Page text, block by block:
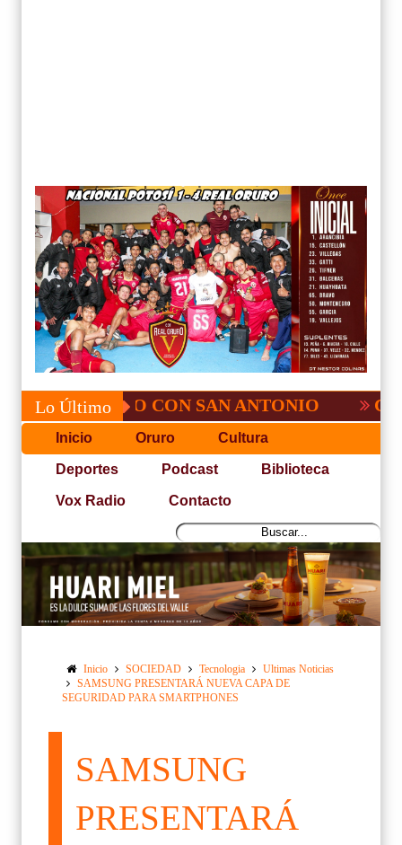
Lo Último
PUDO CON SAN ANTONIO COPA
Inicio Oruro Cultura
Deportes Podcast Biblioteca
Vox Radio Contacto
Inicio SOCIEDAD Tecnologia
Ultimas Noticias
SAMSUNG PRESENTARÁ NUEVA CAPA DE
SEGURIDAD PARA SMARTPHONES
SAMSUNG
PRESENTARÁ